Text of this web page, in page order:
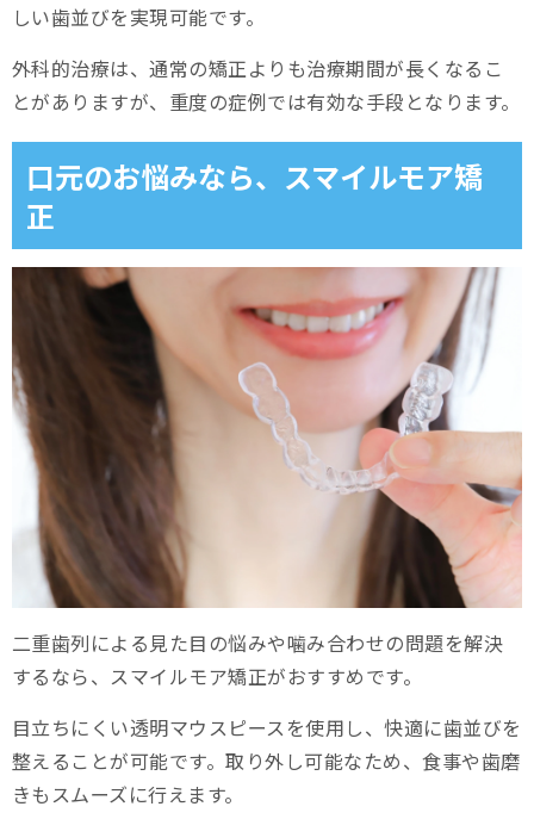
しい歯並びを実現可能です。
外科的治療は、通常の矯正よりも治療期間が長くなるこ
とがありますが、重度の症例では有効な手段となります。
口元のお悩みなら、スマイルモア矯
正
二重歯列による見た目の悩みや噛み合わせの問題を解決
するなら、スマイルモア矯正がおすすめです。
目立ちにくい透明マウスピースを使用し、快適に歯並びを
整えることが可能です。取り外し可能なため、食事や歯磨
きもスムーズに行えます。